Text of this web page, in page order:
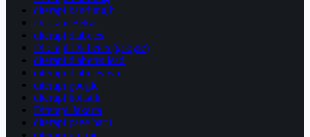
diterapi bandung h
Diterapi Bekasi
diterapi diabetes
Diterapi Diabetes (google)
diterapi diabetes lead
diterapi diabetes wa
diterapi google
diterapi holistik
Diterapi Jakarta
diterapi page baru
diterapi premier